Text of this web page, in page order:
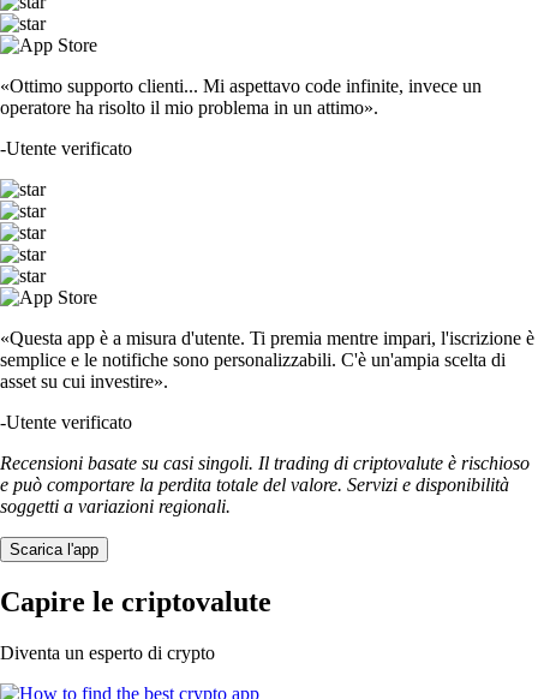
«Ottimo supporto clienti... Mi aspettavo code infinite, invece un
operatore ha risolto il mio problema in un attimo».
-Utente verificato
«Questa app è a misura d'utente. Ti premia mentre impari, l'iscrizione è
semplice e le notifiche sono personalizzabili. C'è un'ampia scelta di
asset su cui investire».
-Utente verificato
Recensioni basate su casi singoli. Il trading di criptovalute è rischioso
e può comportare la perdita totale del valore. Servizi e disponibilità
soggetti a variazioni regionali.
Scarica l'app
Capire le criptovalute
Diventa un esperto di crypto